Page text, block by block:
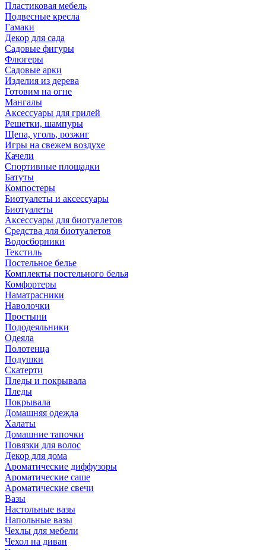
Пластиковая мебель
Подвесные кресла
Гамаки
Декор для сада
Садовые фигуры
Флюгеры
Садовые арки
Изделия из дерева
Готовим на огне
Мангалы
Аксессуары для грилей
Решетки, шампуры
Щепа, уголь, розжиг
Игры на свежем воздухе
Качели
Спортивные площадки
Батуты
Компостеры
Биотуалеты и аксессуары
Биотуалеты
Аксессуары для биотуалетов
Средства для биотуалетов
Водосборники
Текстиль
Постельное белье
Комплекты постельного белья
Комфортеры
Наматрасники
Наволочки
Простыни
Пододеяльники
Одеяла
Полотенца
Подушки
Скатерти
Пледы и покрывала
Пледы
Покрывала
Домашняя одежда
Халаты
Домашние тапочки
Повязки для волос
Декор для дома
Ароматические диффузоры
Ароматические саше
Ароматические свечи
Вазы
Настольные вазы
Напольные вазы
Чехлы для мебели
Чехол на диван